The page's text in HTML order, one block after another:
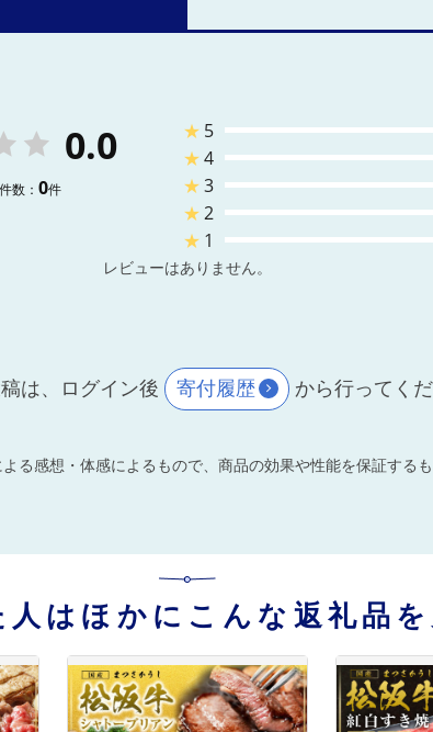
0.0
数： 0件
★ 5
★4
★3
★2
★ 1
レビューはありません。
は、ログイン後 寄付履歴 から行ってく
る感想・体感によるもので、商品の効果や性能を保証する
人はほかにこんな返礼品